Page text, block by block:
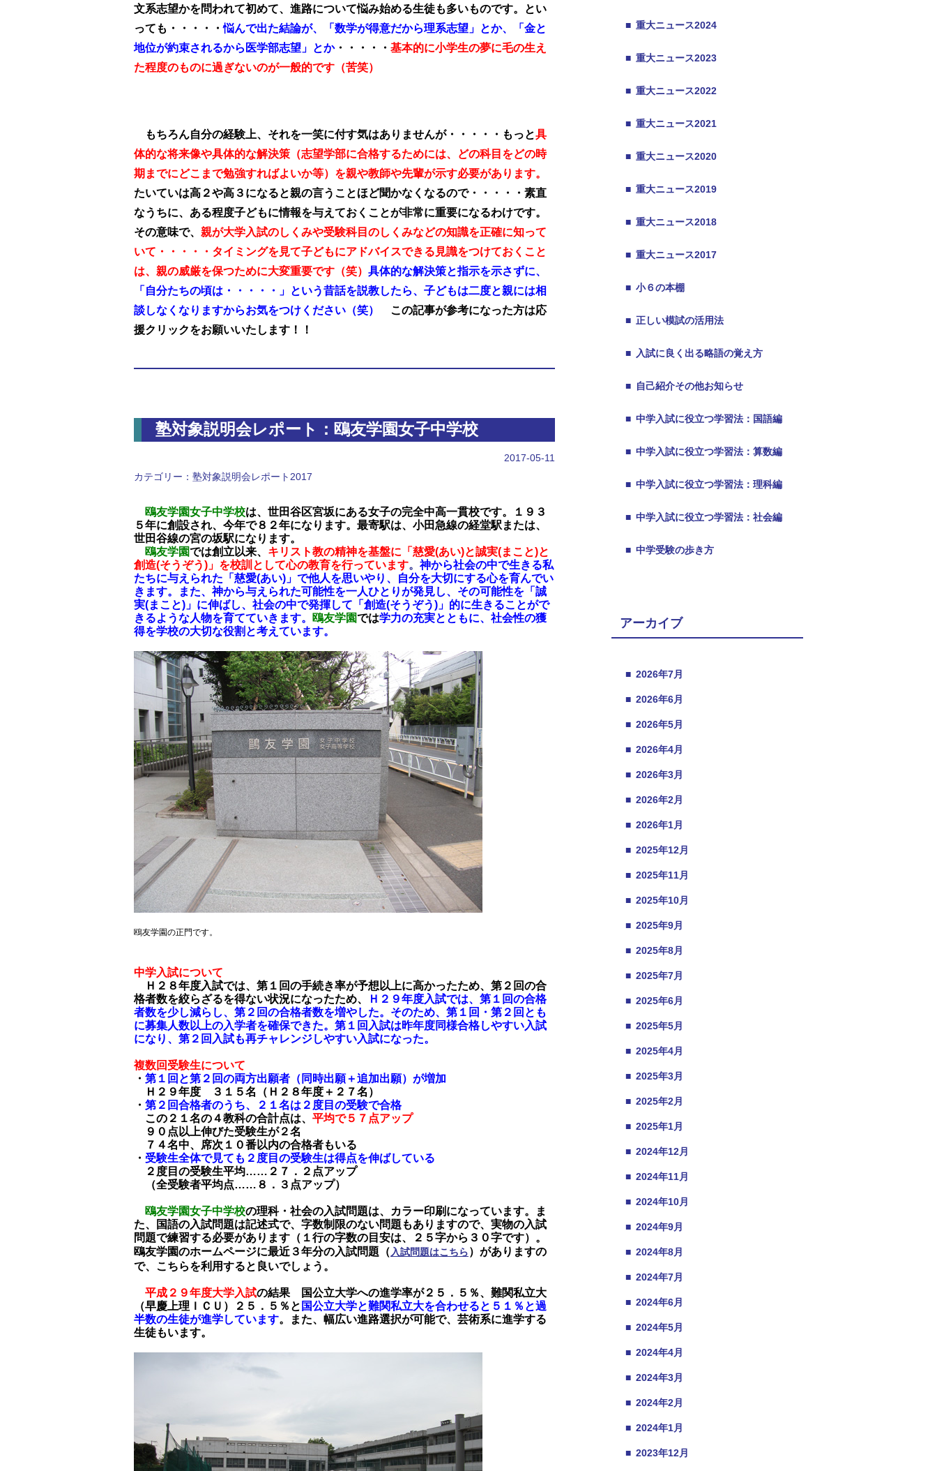
文系志望かを問われて初めて、進路について悩み始める生徒も多いものです。とい
っても・・・・・悩んで出た結論が、「数学が得意だから理系志望」とか、「金と
地位が約束されるから医学部志望」とか・・・・・ 基本的に小学生の夢に毛の生え
た程度のものに過ぎないのが一般的です（苦笑）
もちろん自分の経験上、それを一笑に付す気はありませんが・・・・・もっと具
体的な将来像や具体的な解決策（志望学部に合格するためには、どの科目をどの時
期までにどこまで勉強すればよいか等）を親や教師や先輩が示す必要があります。
たいていは高２や高３になると親の言うことほど聞かなくなるので・・・・・素直
なうちに、ある程度子どもに情報を与えておくことが非常に重要になるわけです。
その意味で、 親が大学入試のしくみや受験科目のしくみなどの知識を正確に知って
いて・・・・・タイミングを見て子どもにアドバイスできる見識をつけておくこと
は、親の威厳を保つために大変重要です（笑） 具体的な解決策と指示を示さずに、
「自分たちの頃は・・・・・」という昔話を説教したら、子どもは二度と親には相
談しなくなりますからお気をつけください（笑）
この記事が参考になった方は応
援クリックをお願いいたします！！
塾対象説明会レポート：鴎友学園女子中学校
2017-05-11
カテゴリー： 塾対象説明会レポート2017
鴎友学園女子中学校は、世田谷区宮坂にある女子の完全中高一貫校です。１９３
５年に創設され、今年で８２年になります。最寄駅は、小田急線の経堂駅または、
世田谷線の宮の坂駅になります。
鴎友学園では創立以来、 キリスト教の精神を基盤に「慈愛(あい)と誠実(まこと)と
創造(そうぞう)」を校訓として心の教育を行っています。神から社会の中で生きる私
たちに与えられた「慈愛(あい)」で他人を思いやり、自分を大切にする心を育んでい
きます。また、神から与えられた可能性を一人ひとりが発見し、その可能性を「誠
実(まこと)」に伸ばし、社会の中で発揮して「創造(そうぞう)」的に生きることがで
きるような人物を育てていきます。
鴎友学園では学力の充実とともに、社会性の獲
得を学校の大切な役割と考えています。
鴎友学園の正門です。
中学入試について
Ｈ２８年度入試では、第１回の手続き率が予想以上に高かったため、第２回の合
格者数を絞らざるを得ない状況になったため、
Ｈ２９年度入試では、第１回の合格
者数を少し減らし、第２回の合格者数を増やした。そのため、第１回・第２回とも
に募集人数以上の入学者を確保できた。 第１回入試は昨年度同様合格しやすい入試
になり、第２回入試も再チャレンジしやすい入試になった。
複数回受験生について
・ 第１回と第２回の両方出願者（同時出願＋追加出願）が増加
Ｈ２９年度 ３１５名（Ｈ２８年度＋２７名）
・ 第２回合格者のうち、２１名は２度目の受験で合格
この２１名の４教科の合計点は、 平均で５７点アップ
９０点以上伸びた受験生が２名
７４名中、席次１０番以内の合格者もいる
・ 受験生全体で見ても２度目の受験生は得点を伸ばしている
２度目の受験生平均……２７．２点アップ
（全受験者平均点……８．３点アップ）
鴎友学園女子中学校の理科・社会の入試問題は、カラー印刷になっています。ま
た、国語の入試問題は記述式で、字数制限のない問題もありますので、実物の入試
問題で練習する必要があります（１行の字数の目安は、２５字から３０字です）。
鴎友学園のホームページに最近３年分の入試問題（ 入試問題はこちら）がありますの
で、こちらを利用すると良いでしょう。
平成２９年度大学入試の結果 国公立大学への進学率が２５．５％、難関私立大
（早慶上理ＩＣＵ）２５．５％と 国公立大学と難関私立大を合わせると５１％と過
半数の生徒が進学しています。また、幅広い進路選択が可能で、芸術系に進学する
生徒もいます。
■ 重大ニュース2024
■ 重大ニュース2023
■ 重大ニュース2022
■ 重大ニュース2021
■ 重大ニュース2020
■ 重大ニュース2019
■ 重大ニュース2018
■ 重大ニュース2017
■ 小６の本棚
■ 正しい模試の活用法
■ 入試に良く出る略語の覚え方
■ 自己紹介その他お知らせ
■ 中学入試に役立つ学習法：国語編
■ 中学入試に役立つ学習法：算数編
■ 中学入試に役立つ学習法：理科編
■ 中学入試に役立つ学習法：社会編
■ 中学受験の歩き方
アーカイブ
■ 2026年7月
■ 2026年6月
■ 2026年5月
■ 2026年4月
■ 2026年3月
■ 2026年2月
■ 2026年1月
■ 2025年12月
■ 2025年11月
■ 2025年10月
■ 2025年9月
■ 2025年8月
■ 2025年7月
■ 2025年6月
■ 2025年5月
■ 2025年4月
■ 2025年3月
■ 2025年2月
■ 2025年1月
■ 2024年12月
■ 2024年11月
■ 2024年10月
■ 2024年9月
■ 2024年8月
■ 2024年7月
■ 2024年6月
■ 2024年5月
■ 2024年4月
■ 2024年3月
■ 2024年2月
■ 2024年1月
■ 2023年12月